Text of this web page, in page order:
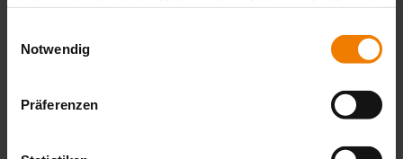
Notwendig
Präferenzen
Energiekosten sparen
Zögern Sie nicht und sprechen Sie uns an. Wir stehen Ihnen mit